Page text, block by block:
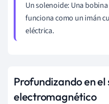
Un solenoide: Una
funciona como un imán
eléctrica.
Profundizando en el
electromagnético